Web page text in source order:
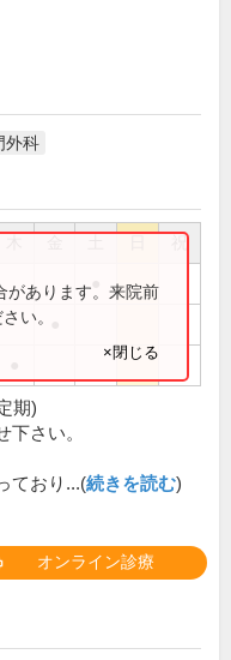
外科
祝
があります。来院前
い。
×閉じる
期)
下さい。
ており...(続きを読む)
オンライン診療